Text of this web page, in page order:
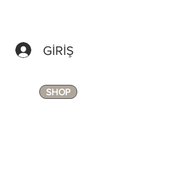
GİRİŞ
SHOP